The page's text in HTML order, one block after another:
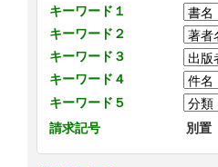
キーワード１
キーワード２
キーワード３
キーワード４
キーワード５
請求記号
別置